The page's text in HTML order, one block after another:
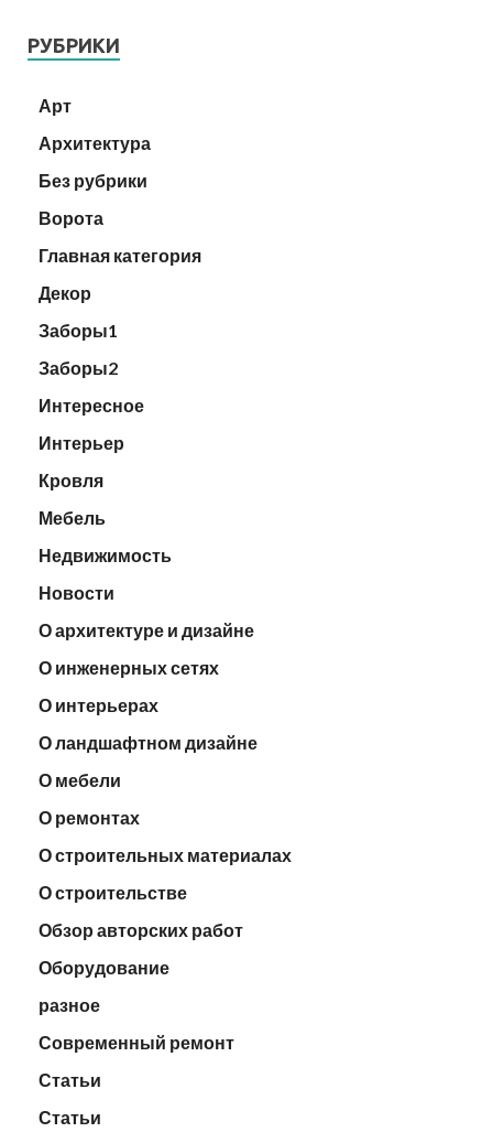
РУБРИКИ
Арт
Архитектура
Без рубрики
Ворота
Главная категория
Декор
Заборы1
Заборы2
Интересное
Интерьер
Кровля
Мебель
Недвижимость
Новости
О архитектуре и дизайне
О инженерных сетях
О интерьерах
О ландшафтном дизайне
О мебели
О ремонтах
О строительных материалах
О строительстве
Обзор авторских работ
Оборудование
разное
Современный ремонт
Статьи
Статьи